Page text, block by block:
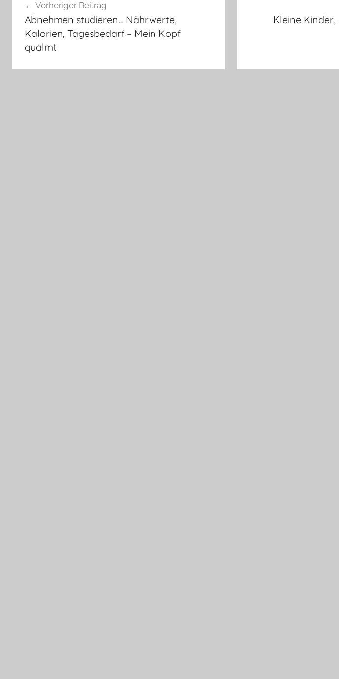
Vorheriger Beitrag
Abnehmen studieren… Nährwerte,
Kalorien, Tagesbedarf – Mein Kopf
qualmt
Kleine Kinder,